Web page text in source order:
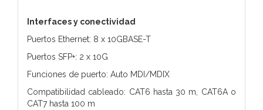
Interfaces y conectividad
Puertos Ethernet: 8 x 10GBASE-T
Puertos SFP+: 2 x 10G
Funciones de puerto: Auto MDI/MDIX
Compatibilidad cableado: CAT6 hasta 30 m, CAT6A o
CAT7 hasta 100 m